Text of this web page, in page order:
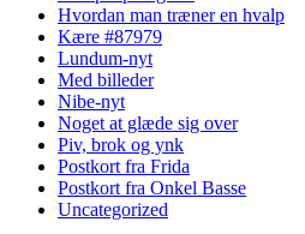
Hvordan man træner en hvalp
Kære #87979
Lundum-nyt
Med billeder
Nibe-nyt
Noget at glæde sig over
Piv, brok og ynk
Postkort fra Frida
Postkort fra Onkel Basse
Uncategorized